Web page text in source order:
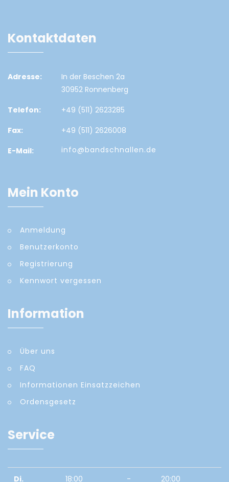
Kontaktdaten
Adresse:
In der Beschen 2a
30952 Ronnenberg
Telefon:
+49 (511) 2623285
Fax:
+49 (511) 2626008
E-Mail:
info@bandschnallen.de
Mein Konto
Anmeldung
Benutzerkonto
Registrierung
Kennwort vergessen
Information
Über uns
FAQ
Informationen Einsatzzeichen
Ordensgesetz
Service
Di. 18:00 - 20:00